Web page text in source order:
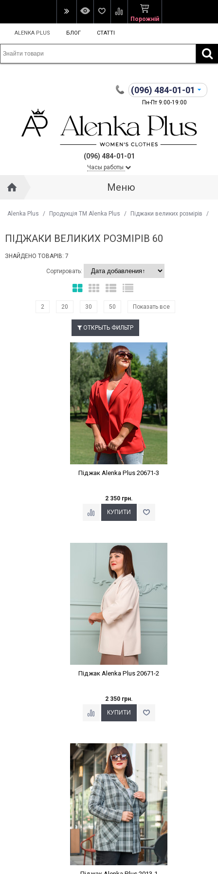
Порожній
ALENKA PLUS БЛОГ СТАТТІ
(096) 484-01-01
Пн-Пт 9:00-19:00
(096) 484-01-01
Часы работы
Меню
Alenka Plus / Продукція ТМ Alenka Plus / Піджаки великих розмірів /
ПІДЖАКИ ВЕЛИКИХ РОЗМІРІВ 60
ЗНАЙДЕНО ТОВАРІВ: 7
Сортировать:
2 20 30 50 Показать все
ОТКРЫТЬ ФИЛЬТР
Наклейки Варіант з %
Піджак Alenka Plus 20671-3
2 350 грн.
Наклейки Варіант з %
Піджак Alenka Plus 20671-2
2 350 грн.
Наклейки Варіант з %